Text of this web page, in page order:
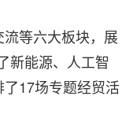
等六大板块，展
新能源、人工智
17场专题经贸活